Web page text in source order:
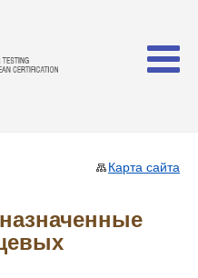
Карта сайта